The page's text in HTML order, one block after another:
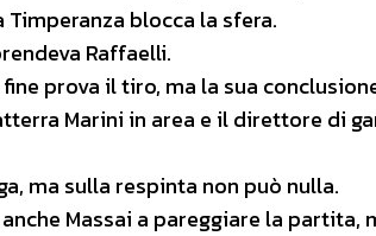
Timperanza blocca la sfera.
Raffaelli.
prova il tiro, ma la sua
Marini in area e il direttore di
ma sulla respinta non può nulla.
Massai a pareggiare la partita,